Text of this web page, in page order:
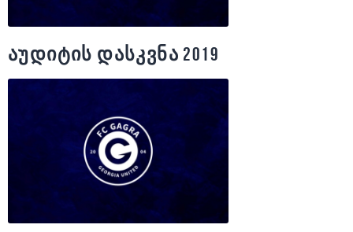
აუდიტის დასკვნა 2019